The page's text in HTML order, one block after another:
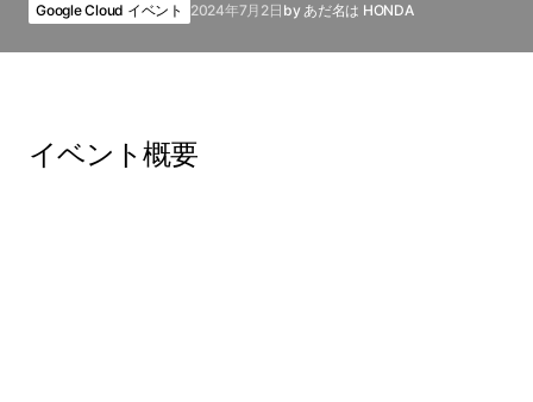
Google Cloud イベント 2024年7月2日 by あだ名は HONDA
イベント概要